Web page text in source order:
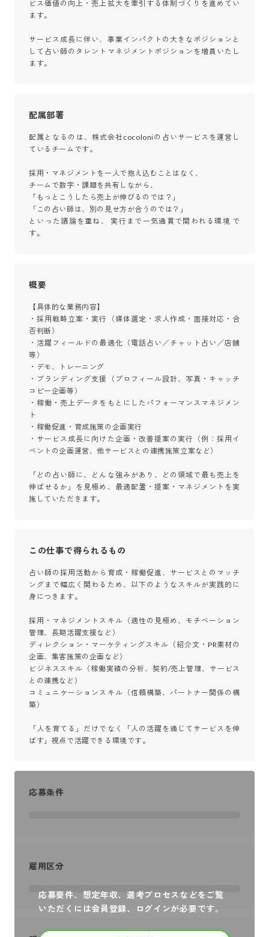
ビス価値の向上・売上拡大を牽引する体制づくりを進めてい
ます。
サービス成長に伴い、事業インパクトの大きなポジションと
して占い師のタレントマネジメントポジションを増員いたし
ます。
配属部署
配属となるのは、株式会社cocoloniの占いサービスを運営し
ているチームです。
採用・マネジメントを一人で抱え込むことはなく、
チームで数字・課題を共有しながら、
「もっとこうしたら売上が伸びるのでは？」
「この占い師は、別の見せ方が合うのでは？」
といった議論を重ね、 実行まで一気通貫で関われる環境 で
す。
概要
【具体的な業務内容】
・採用戦略立案・実行（媒体選定・求人作成・面接対応・合
否判断）
・活躍フィールドの最適化（電話占い／チャット占い／店舗
等）
・デモ、トレーニング
・ブランディング支援（プロフィール設計、写真・キャッチ
コピー企画等）
・稼働・売上データをもとにしたパフォーマンスマネジメン
ト
・稼働促進・育成施策の企画実行
・サービス成長に向けた企画・改善提案の実行（例：採用イ
ベントの企画運営、他サービスとの連携施策立案など）
「どの占い師に、どんな強みがあり、どの領域で最も売上を
伸ばせるか」を見極め、最適配置・提案・マネジメントを実
施していただきます。
この仕事で得られるもの
占い師の採用活動から育成・稼働促進、サービスとのマッチ
ングまで幅広く関わるため、以下のようなスキルが実践的に
身につきます。
採用・マネジメントスキル（適性の見極め、モチベーション
管理、長期活躍支援など）
ディレクション・マーケティングスキル（紹介文・PR素材の
企画、集客施策の企画など）
ビジネススキル（稼働実績の分析、契約/売上管理、サービス
との連携など）
コミュニケーションスキル（信頼構築、パートナー関係の構
築）
「人を育てる」だけでなく「人の活躍を通じてサービスを伸
ばす」視点で活躍できる環境です。
応募要件、想定年収、選考プロセスなどをご覧
いただくには会員登録、ログインが必要です。
応募条件
雇用区分